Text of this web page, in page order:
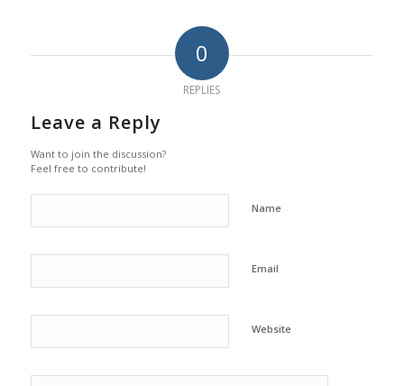
0
REPLIES
Leave a Reply
Want to join the discussion?
Feel free to contribute!
Name
Email
Website